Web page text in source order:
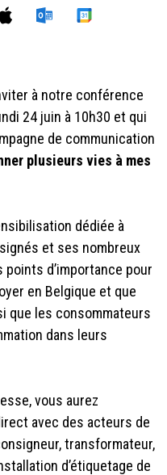
à notre conférence
24 juin à 10h30 et qui
de communication
plusieurs vies à mes
dédiée à
et ses nombreux
d’importance pour
en Belgique et que
que les consommateurs
dans leurs
vous aurez
avec des acteurs de
transformateur,
d’étiquetage de